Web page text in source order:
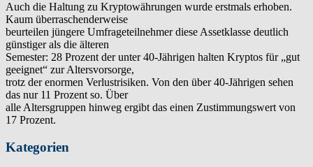
Auch die Haltung zu Kryptowährungen wurde erstmals erhoben.
Kaum überraschenderweise
beurteilen jüngere Umfrageteilnehmer diese Assetklasse deutlich
günstiger als die älteren
Semester: 28 Prozent der unter 40-Jährigen halten Kryptos für „gut
geeignet“ zur Altersvorsorge,
trotz der enormen Verlustrisiken. Von den über 40-Jährigen sehen
das nur 11 Prozent so. Über
alle Altersgruppen hinweg ergibt das einen Zustimmungswert von
17 Prozent.
Kategorien